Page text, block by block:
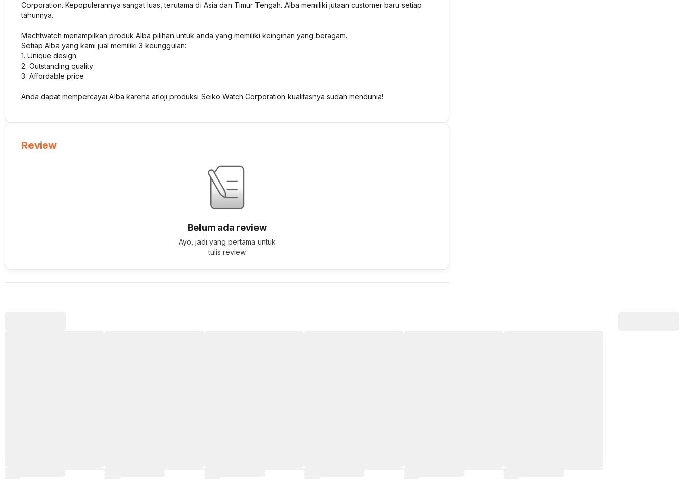
Corporation. Kepopulerannya sangat luas, terutama di Asia dan Timur Tengah. Alba memiliki jutaan customer baru setiap
tahunnya.
Machtwatch menampilkan produk Alba pilihan untuk anda yang memiliki keinginan yang beragam.
Setiap Alba yang kami jual memiliki 3 keunggulan:
1. Unique design
2. Outstanding quality
3. Affordable price
Anda dapat mempercayai Alba karena arloji produksi Seiko Watch Corporation kualitasnya sudah mendunia!
Review
Belum ada review
Ayo, jadi yang pertama untuk
tulis review